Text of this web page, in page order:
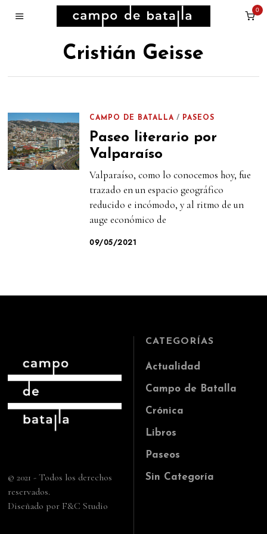
0
Cristián Geisse
CAMPO DE BATALLA / PASEOS
Paseo literario por
Valparaíso
Valparaíso, como lo conocemos hoy, fue
trazado en un espacio geográfico
reducido e incómodo, y al ritmo de un
auge económico de
09/05/2021
© 2021 - Todos los derechos
reservados.
Diseñado por F&C Studio
CATEGORÍAS
Actualidad
Campo de Batalla
Crónica
Libros
Paseos
Sin Categoría